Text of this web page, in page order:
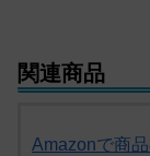
関連商品
Amazonで商